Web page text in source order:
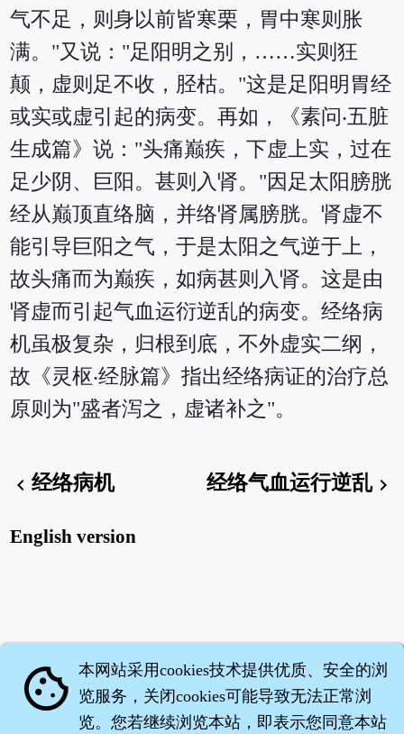
气不足，则身以前皆寒栗，胃中寒则胀
满。"又说："足阳明之别，……实则狂
颠，虚则足不收，胫枯。"这是足阳明胃经
或实或虚引起的病变。再如，《素问‧五脏
生成篇》说："头痛巅疾，下虚上实，过在
足少阴、巨阳。甚则入肾。"因足太阳膀胱
经从巅顶直络脑，并络肾属膀胱。肾虚不
能引导巨阳之气，于是太阳之气逆于上，
故头痛而为巅疾，如病甚则入肾。这是由
肾虚而引起气血运衍逆乱的病变。经络病
机虽极复杂，归根到底，不外虚实二纲，
故《灵枢‧经脉篇》指出经络病证的治疗总
原则为"盛者泻之，虚诸补之"。
chevron_left经络病机 经络气血运行逆乱chevron_right
English version
cookie 本网站采用cookies技术提供优质、安全的浏
览服务，关闭cookies可能导致无法正常浏
览。您若继续浏览本站，即表示您同意本站